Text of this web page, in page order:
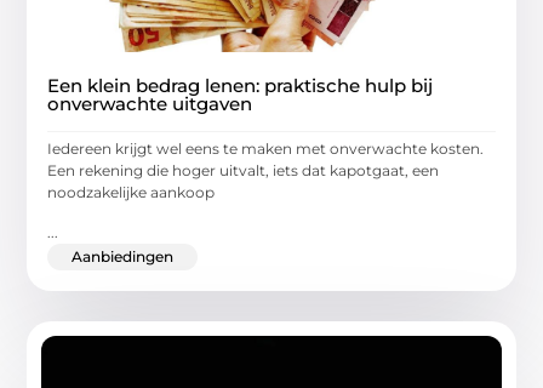
Een klein bedrag lenen: praktische hulp bij
onverwachte uitgaven
Iedereen krijgt wel eens te maken met onverwachte kosten.
Een rekening die hoger uitvalt, iets dat kapotgaat, een
noodzakelijke aankoop
Aanbiedingen